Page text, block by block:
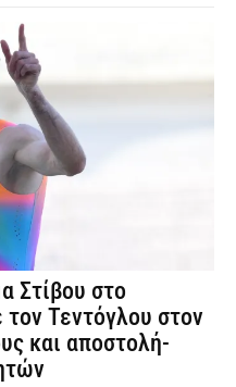
Στίβου στο
Τεντόγλου στον
και αποστολή-